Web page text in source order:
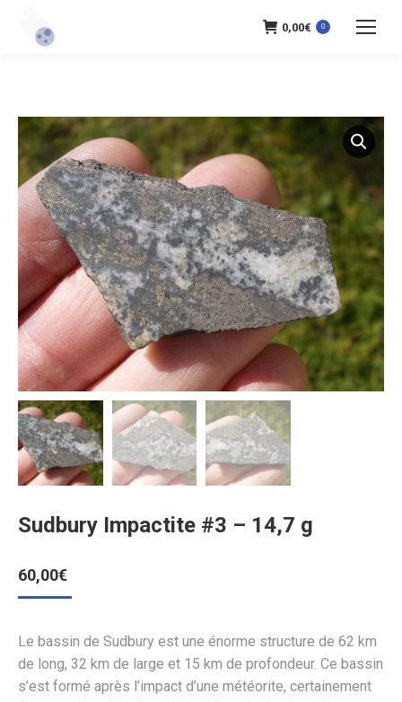
0,00€ 0
Sudbury Impactite #3 – 14,7 g
60,00€
Le bassin de Sudbury est une énorme structure de 62 km
de long, 32 km de large et 15 km de profondeur. Ce bassin
s’est formé après l’impact d’une météorite, certainement